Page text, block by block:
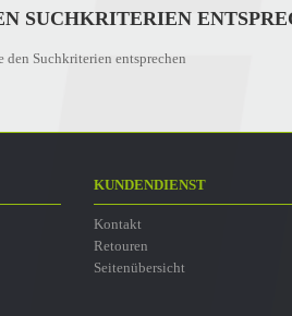
SUCHKRITERIEN
Suchkriterien entsprechen
KUNDENDIENST
Kontakt
Retouren
Seitenübersicht